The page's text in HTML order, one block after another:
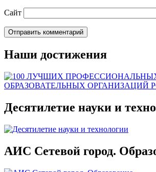
Сайт
Наши достижения
Десятилетие науки и
АИС Сетевой город.